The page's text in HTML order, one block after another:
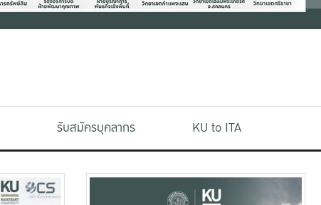
รับสมัครบุคลากร KU to ITA